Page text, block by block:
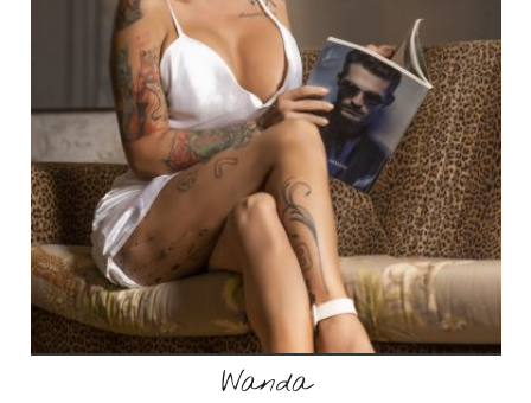
Wanda